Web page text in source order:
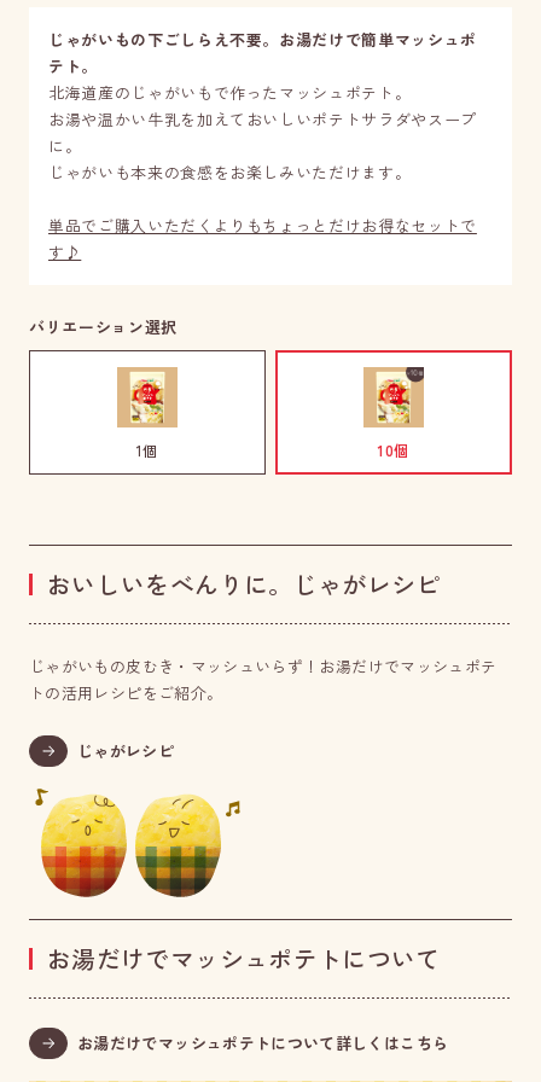
じゃがいもの下ごしらえ不要。お湯だけで簡単マッシュポ
テト。
北海道産のじゃがいもで作ったマッシュポテト。
お湯や温かい牛乳を加えておいしいポテトサラダやスープ
に。
じゃがいも本来の食感をお楽しみいただけます。
単品でご購入いただくよりもちょっとだけお得なセットで
す♪
バリエーション選択
1個 10個
おいしいをべんりに。じゃがレシピ
じゃがいもの皮むき・マッシュいらず！お湯だけでマッシュポテ
トの活用レシピをご紹介。
じゃがレシピ
お湯だけでマッシュポテトについて
お湯だけでマッシュポテトについて詳しくはこちら